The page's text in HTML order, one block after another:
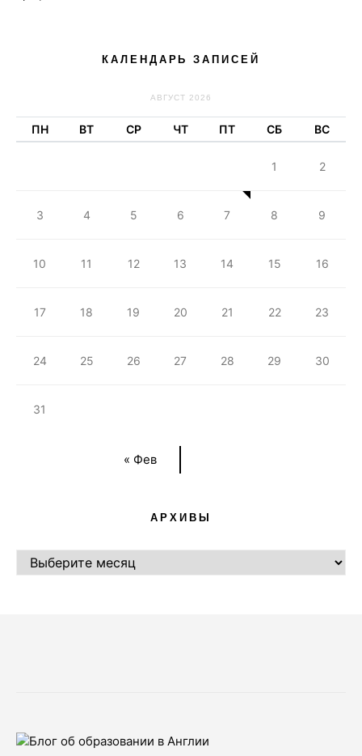
КАЛЕНДАРЬ ЗАПИСЕЙ
АВГУСТ 2026
ПН ВТ СР ЧТ ПТ СБ ВС
« Фев
1 2
3 4 5 6 7 8 9
10 11 12 13 14 15 16
17 18 19 20 21 22 23
24 25 26 27 28 29 30
31
АРХИВЫ